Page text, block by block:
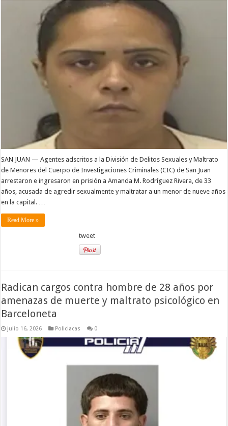
SAN JUAN — Agentes adscritos a la División de Delitos Sexuales y Maltrato
de Menores del Cuerpo de Investigaciones Criminales (CIC) de San Juan
arrestaron e ingresaron en prisión a Amanda M. Rodríguez Rivera, de 33
años, acusada de agredir sexualmente y maltratar a un menor de nueve años
en la capital. …
Read More »
tweet
Radican cargos contra hombre de 28 años por
amenazas de muerte y maltrato psicológico en
Barceloneta
julio 16, 2026 Policiacas 0